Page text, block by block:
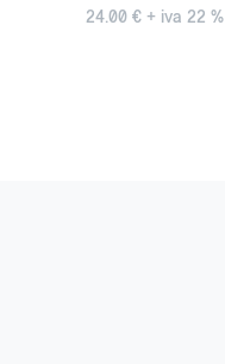
24.00 € + iva 22 %